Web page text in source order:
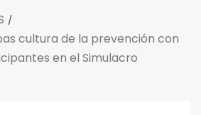
cultura de la prevención con
en el Simulacro